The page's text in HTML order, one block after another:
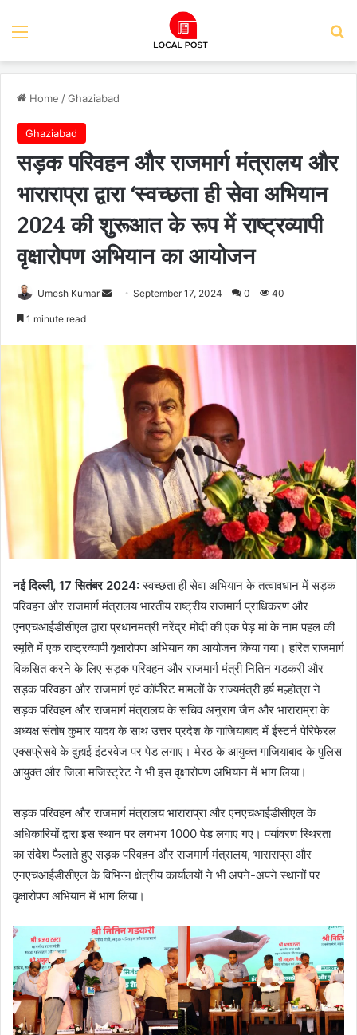
Menu
Home /Ghaziabad
Ghaziabad
सड़क परिवहन और राजमार्ग मंत्रालय और
भाराराप्रा द्वारा ‘स्वच्छता ही सेवा अभियान
2024 की शुरूआत के रूप में राष्ट्रव्यापी
वृक्षारोपण अभियान का आयोजन
Umesh Kumar
SendSeptember 17, 2024 0 40
1 minute read
नई दिल्ली, 17 सितंबर 2024:स्वच्छता ही सेवा अभियान के तत्वावधान में सड़क
परिवहन और राजमार्ग मंत्रालय भारतीय राष्ट्रीय राजमार्ग प्राधिकरण और
एनएचआईडीसीएल द्वारा प्रधानमंत्री नरेंद्र मोदी की एक पेड़ मां के नाम पहल की
स्मृति में एक राष्ट्रव्यापी वृक्षारोपण अभियान का आयोजन किया गया। हरित राजमार्ग
विकसित करने के लिए सड़क परिवहन और राजमार्ग मंत्री नितिन गडकरी और
सड़क परिवहन और राजमार्ग एवं कॉर्पोरेट मामलों के राज्यमंत्री हर्ष मल्होत्रा ने
सड़क परिवहन और राजमार्ग मंत्रालय के सचिव अनुराग जैन और भाराराम्रा के
अध्यक्ष संतोष कुमार यादव के साथ उत्तर प्रदेश के गाजियाबाद में ईस्टर्न पेरिफेरल
एक्सप्रेसवे के दुहाई इंटरवेज पर पेड लगाए। मेरठ के आयुक्त गाजियाबाद के पुलिस
आयुक्त और जिला मजिस्ट्रेट ने भी इस वृक्षारोपण अभियान में भाग लिया।
सड़क परिवहन और राजमार्ग मंत्रालय भाराराप्रा और एनएचआईडीसीएल के
अधिकारियों द्वारा इस स्थान पर लगभग 1000 पेड लगाए गए। पर्यावरण स्थिरता
का संदेश फैलाते हुए सड़क परिवहन और राजमार्ग मंत्रालय, भाराराप्रा और
एनएचआईडीसीएल के विभिन्न क्षेत्रीय कार्यालयों ने भी अपने-अपने स्थानों पर
वृक्षारोपण अभियान में भाग लिया।